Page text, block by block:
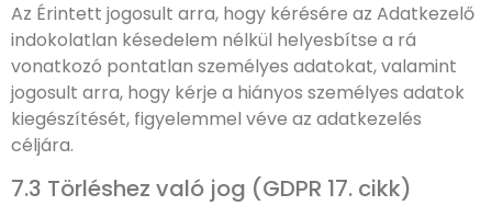
Az Érintett jogosult arra, hogy kérésére az Adatkezelő
indokolatlan késedelem nélkül helyesbítse a rá
vonatkozó pontatlan személyes adatokat, valamint
jogosult arra, hogy kérje a hiányos személyes adatok
kiegészítését, figyelemmel véve az adatkezelés
céljára.
7.3 Törléshez való jog (GDPR 17. cikk)